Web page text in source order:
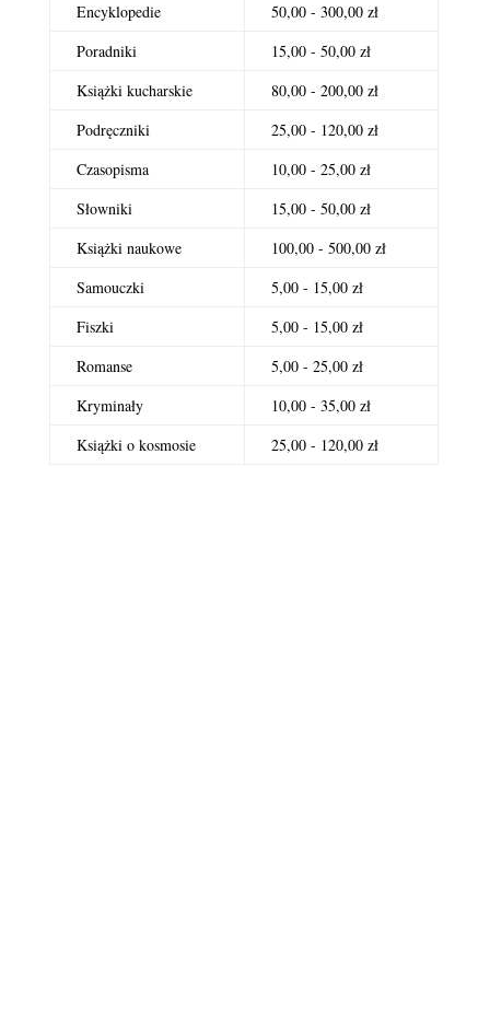
Encyklopedie
50,00 - 300,00 zł
Poradniki
15,00 - 50,00 zł
Książki kucharskie
80,00 - 200,00 zł
Podręczniki
25,00 - 120,00 zł
Czasopisma
10,00 - 25,00 zł
Słowniki
15,00 - 50,00 zł
Książki naukowe
100,00 - 500,00 zł
Samouczki
5,00 - 15,00 zł
Fiszki
5,00 - 15,00 zł
Romanse
5,00 - 25,00 zł
Kryminały
10,00 - 35,00 zł
Książki o kosmosie
25,00 - 120,00 zł